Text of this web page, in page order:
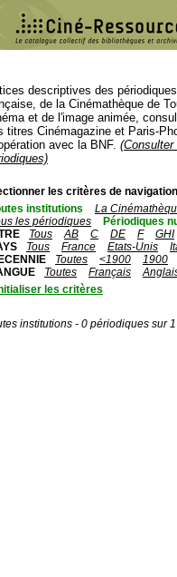
descriptives des
de la Cinémathèque de
et de l'image animée,
titres Cinémagazine et Paris-
avec la BNF.
les critères de
institutions
La
les périodiques
Périodiques
Tous AB C DE F
GHI
Tous France Etats-Unis
Toutes <1900
1900
Toutes Français
les critères
institutions - 0 périodiques sur